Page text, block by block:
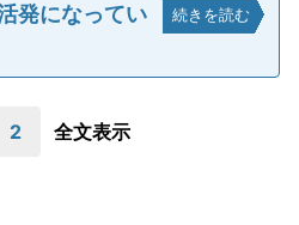
発になってい
続きを読む
2 全文表示